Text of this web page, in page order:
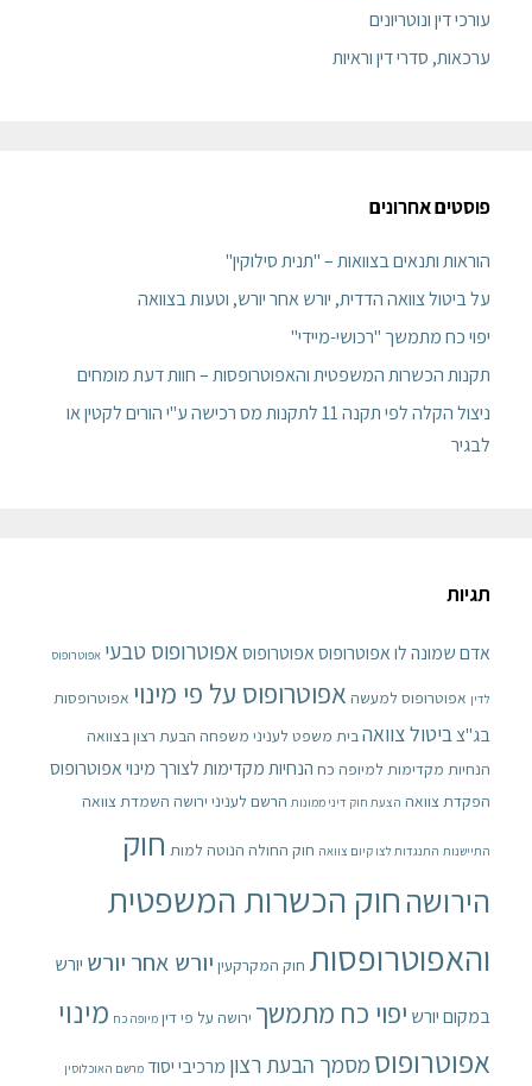
עורכי דין ונוטריונים
ערכאות, סדרי דין וראיות
פוסטים אחרונים
הוראות ותנאים בצוואות – "תנית סילוקין"
על ביטול צוואה הדדית, יורש אחר יורש, וטעות בצוואה
יפוי כח מתמשך "רכושי-מיידי"
תקנות הכשרות המשפטית והאפוטרופסות – חוות דעת מומחים
ניצול הקלה לפי תקנה 11 לתקנות מס רכישה ע"י הורים לקטין או
לבגיר
תגיות
אדם שמונה לו אפוטרופוסאפוטרופוסאפוטרופוס טבעי אפוטרופוס
לדין אפוטרופוס למעשה אפוטרופוס על פי מינוי אפוטרופסות
בג"צביטול צוואהבית משפט לעניני משפחה הבעת רצון בצוואה
הנחיות מקדימות למיופה כח הנחיות מקדימות לצורך מינוי אפוטרופוס
הפקדת צוואה הצעת חוק דיני ממונות הרשם לעניני ירושה השמדת צוואה
התיישנות התנגדות לצו קיום צוואה חוק החולה הנוטה למות חוק
הירושהחוק הכשרות המשפטית
והאפוטרופסות חוק המקרקעין יורש אחר יורש יורש
במקום יורש יפוי כח מתמשך ירושה על פי דין מיופה כח מינוי
אפוטרופוס מסמך הבעת רצון מרכיבי יסוד מרשם האוכלוסין